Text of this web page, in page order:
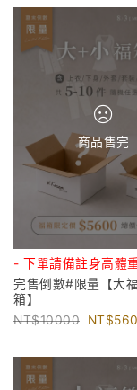
商品售完
- 下單請備註身高體
完售倒數#限量【大
箱】
10000